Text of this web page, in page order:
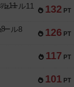
132 PT
ール11
126 PT
ール8
117 PT
101 PT